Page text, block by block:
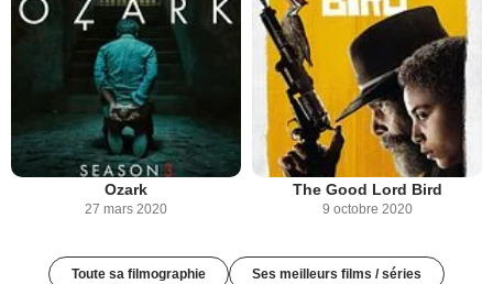
Ozark
27 mars 2020
The Good Lord Bird
9 octobre 2020
Toute sa filmographie Ses meilleurs films / séries